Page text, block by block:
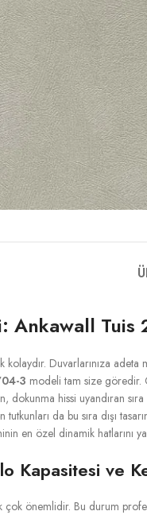
Ankawall Tuis
Duvarlarınıza
3 modeli tam size göredir.
hissi uyandıran
da bu sıra dışı
en özel dinamik hatlarını
Kapasitesi ve
önemlidir. Bu durum